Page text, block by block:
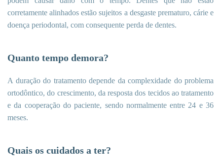
corretamente alinhados estão sujeitos a desgaste prematuro, cárie e
doença periodontal, com consequente perda de dentes.
Quanto tempo demora?
A duração do tratamento depende da complexidade do problema
ortodôntico, do crescimento, da resposta dos tecidos ao tratamento
e da cooperação do paciente, sendo normalmente entre 24 e 36
meses.
Quais os cuidados a ter?